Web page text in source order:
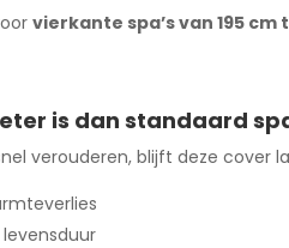
vierkante spa’s van 195 cm
is dan standaard
verouderen, blijft deze cover